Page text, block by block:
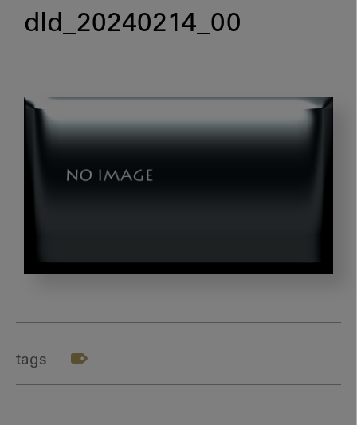
dld_20240214_00
tags